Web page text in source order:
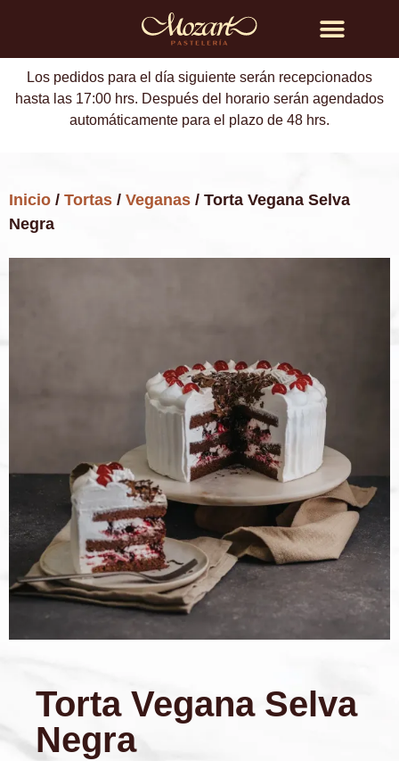
Los pedidos para el día siguiente serán recepcionados
hasta las 17:00 hrs. Después del horario serán agendados
automáticamente para el plazo de 48 hrs.
Inicio / Tortas / Veganas / Torta Vegana Selva
Negra
Torta Vegana Selva
Negra